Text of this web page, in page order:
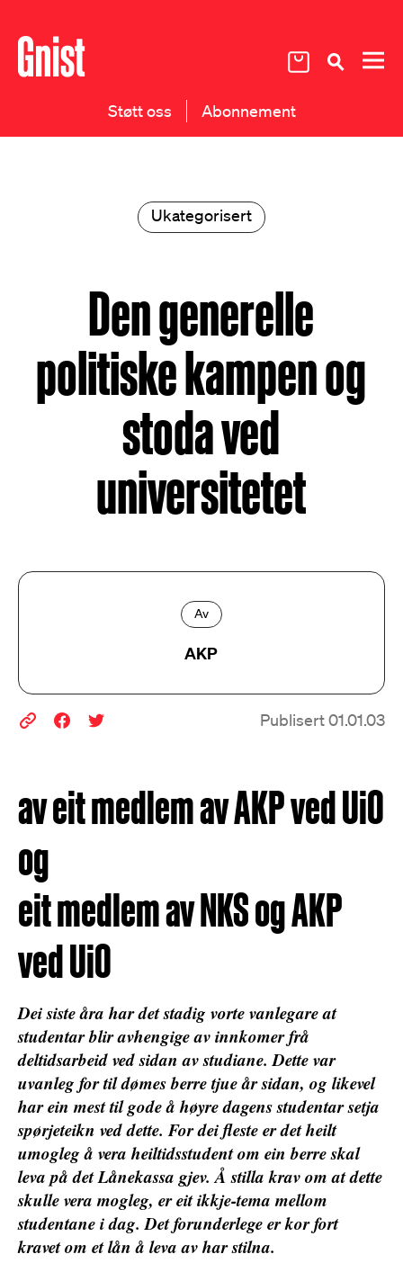
Støtt oss Abonnement
Ukategorisert
Den generelle
politiske kampen og
stoda ved
universitetet
Av
AKP
Publisert 01.01.03
av eit medlem av AKP ved UiO
og
eit medlem av NKS og AKP
ved UiO
Dei siste åra har det stadig vorte vanlegare at
studentar blir avhengige av innkomer frå
deltidsarbeid ved sidan av studiane. Dette var
uvanleg for til dømes berre tjue år sidan, og likevel
har ein mest til gode å høyre dagens studentar setja
spørjeteikn ved dette. For dei fleste er det heilt
umogleg å vera heiltidsstudent om ein berre skal
leva på det Lånekassa gjev. Å stilla krav om at dette
skulle vera mogleg, er eit ikkje-tema mellom
studentane i dag. Det forunderlege er kor fort
kravet om et lån å leva av har stilna.